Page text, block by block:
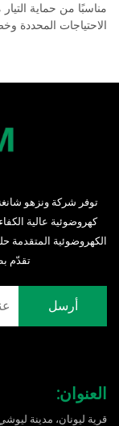
مناسبًا من حماية
الاحتياجات المحددة
توفر شركة ونزهو
كهروضوئية عالية
الكهروضوئية المتقدمة
تقدّم
العنوان:
قرية ليونان، مدينة